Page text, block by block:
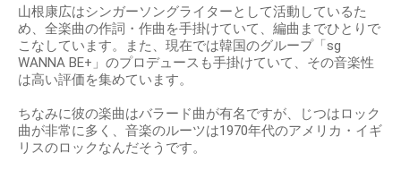
山根康広はシンガーソングライターとして活動しているた
め、全楽曲の作詞・作曲を手掛けていて、編曲までひとりで
こなしています。また、現在では韓国のグループ「sg
WANNA BE+」のプロデュースも手掛けていて、その音楽性
は高い評価を集めています。
ちなみに彼の楽曲はバラード曲が有名ですが、じつはロック
曲が非常に多く、音楽のルーツは1970年代のアメリカ・イギ
リスのロックなんだそうです。